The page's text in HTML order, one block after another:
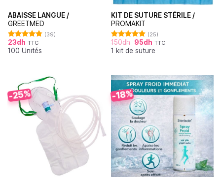
ABAISSE LANGUE /
GREETMED
Note4.79
sur 5
(39)
23dh TTC
100 Unités
KIT DE SUTURE STÉRILE /
PROMAKIT
Note4.92
sur 5
(25)
150dh 95dh TTC
1 kit de suture
-25% -18%